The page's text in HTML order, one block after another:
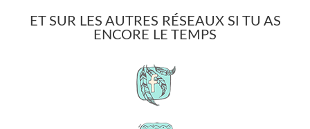
ET SUR LES AUTRES RÉSEAUX SI TU AS
ENCORE LE TEMPS